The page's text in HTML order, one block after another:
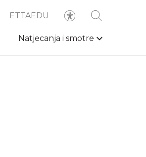
ETTAEDU
Natjecanja i smotre